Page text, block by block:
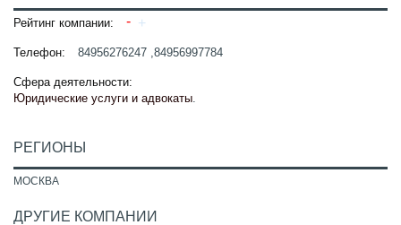
Рейтинг компании:
Телефон: 84956276247 ,84956997784
Сфера деятельности:
Юридические услуги и адвокаты.
РЕГИОНЫ
МОСКВА
ДРУГИЕ КОМПАНИИ